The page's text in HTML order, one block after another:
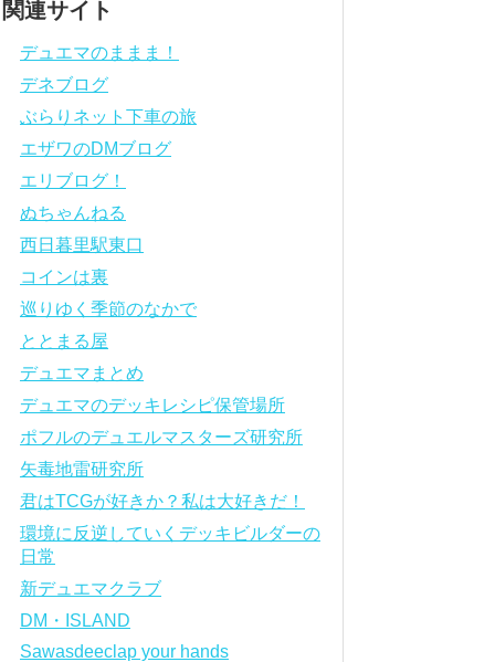
関連サイト
デュエマのままま！
デネブログ
ぶらりネット下車の旅
エザワのDMブログ
エリブログ！
ぬちゃんねる
西日暮里駅東口
コインは裏
巡りゆく季節のなかで
ととまる屋
デュエマまとめ
デュエマのデッキレシピ保管場所
ポフルのデュエルマスターズ研究所
矢毒地雷研究所
君はTCGが好きか？私は大好きだ！
環境に反逆していくデッキビルダーの
日常
新デュエマクラブ
DM・ISLAND
Sawasdeeclap your hands